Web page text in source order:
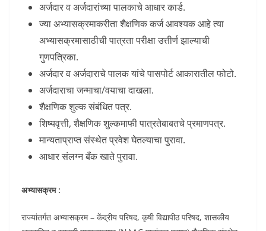
अर्जदार व अर्जदारांच्या पालकाचे आधार कार्ड.
ज्या अभ्यासक्रमाकरीता शैक्षणिक कर्ज आवश्यक आहे त्या
अभ्यासक्रमासाठीची पात्रता परीक्षा उत्तीर्ण झाल्याची
गुणपत्रिका.
अर्जदार व अर्जदाराचे पालक यांचे पासपोर्ट आकारातील फोटो.
अर्जदाराचा जन्माचा/वयाचा दाखला.
शैक्षणिक शुल्क संबंधित पत्र.
शिष्यवृत्ती, शैक्षणिक शुल्कमाफी पात्रतेबाबतचे प्रमाणपत्र.
मान्यताप्राप्त संस्थेत प्रवेश घेतल्याचा पुरावा.
आधार संलग्न बँक खाते पुरावा.
अभ्यासक्रम :
राज्यांतर्गत अभ्यासक्रम – केंद्रीय परिषद, कृषी विद्यापीठ परिषद, शासकीय